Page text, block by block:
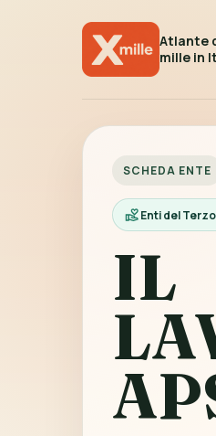
Atlante
mille in
SCHEDA ENTE
Enti del
IL